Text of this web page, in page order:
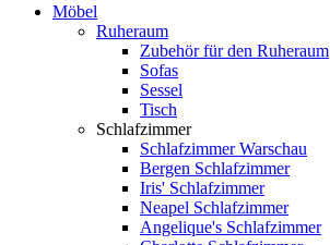
Möbel
Ruheraum
Zubehör für den Ruheraum
Sofas
Sessel
Tisch
Schlafzimmer
Schlafzimmer Warschau
Bergen Schlafzimmer
Iris' Schlafzimmer
Neapel Schlafzimmer
Angelique's Schlafzimmer